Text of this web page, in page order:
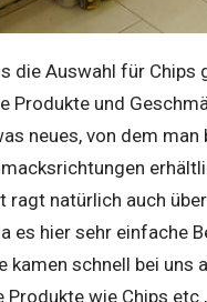
die Auswahl für
und
neues, von dem
ragt natürlich auch
es hier sehr einfache
schnell bei uns
wie Chips